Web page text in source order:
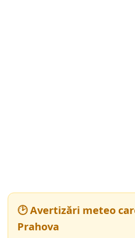
🕑 Avertizări meteo
Prahova